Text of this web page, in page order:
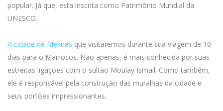
popular. Já que, esta inscrita como Patrimônio Mundial da
UNESCO.
A cidade de Meknes que visitaremos durante sua viagem de 10
dias para o Marrocos. Não apenas, é mais conhecida por suas
estreitas ligações com o sultão Moulay Ismail. Como também,
ele é responsável pela construção das muralhas da cidade e
seus portões impressionantes.